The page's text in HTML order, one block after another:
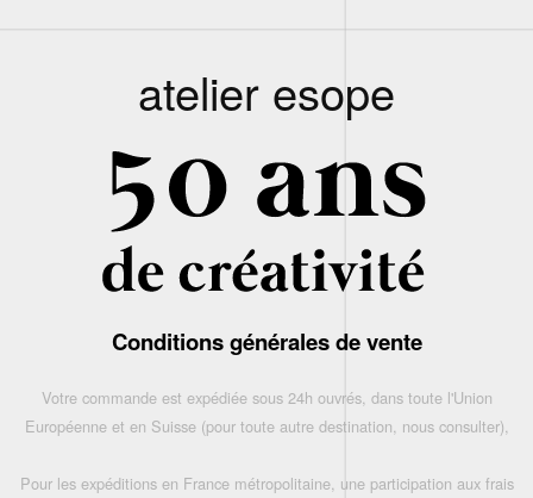
atelier esope
Conditions générales de vente
Votre commande est expédiée sous 24h ouvrés, dans toute l'Union
Européenne et en Suisse (pour toute autre destination, nous consulter),
Pour les expéditions en France métropolitaine, une participation aux frais